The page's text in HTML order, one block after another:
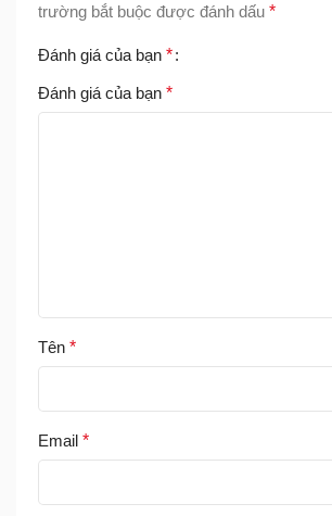
trường bắt buộc được đánh dấu *
Đánh giá của bạn *
Đánh giá của bạn *
Tên *
Email *